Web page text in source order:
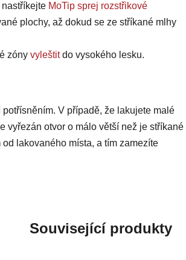
MoTip sprej rozstřikové
plochy, až dokud se ze stříkané mlhy
zóny vyleštitdo vysokého lesku.
V případě, že lakujete malé
vyřezán otvor o málo větší než je stříkané
lakovaného místa, a tím zamezíte
Související produkty